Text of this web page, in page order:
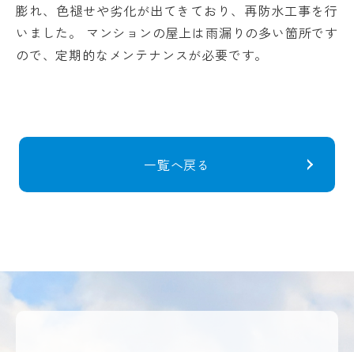
膨れ、色褪せや劣化が出てきており、再防水工事を行
いました。 マンションの屋上は雨漏りの多い箇所です
ので、定期的なメンテナンスが必要です。
一覧へ戻る